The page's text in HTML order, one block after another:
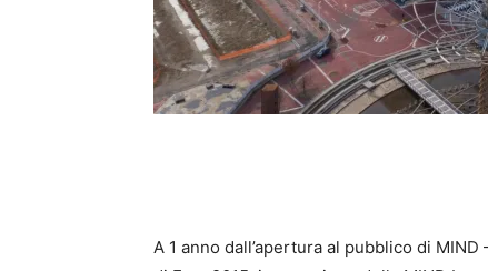
A 1 anno dall’apertura al pubblico di